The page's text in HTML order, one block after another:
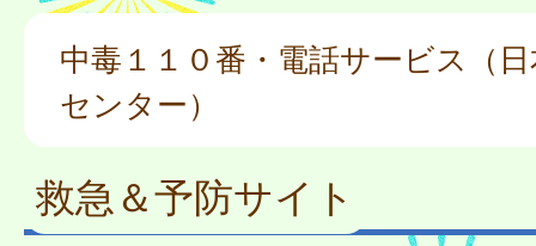
中毒１１０番・電話サービス（
センター）
救急＆予防サイト